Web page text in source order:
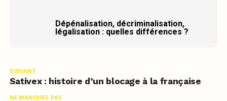
Dépénalisation, décriminalisation,
légalisation : quelles différences ?
SUIVANT
Sativex : histoire d’un blocage à la française
NE MANQUEZ PAS